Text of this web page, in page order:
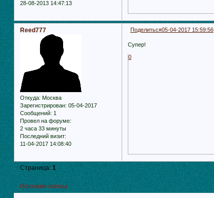
28-08-2013 14:47:13
Поделиться05-04-2017 15:59:56
Reed777
Откуда: Москва
Зарегистрирован: 05-04-2017
Сообщений: 1
Провел на форуме:
2 часа 33 минуты
Последний визит:
11-04-2017 14:08:40
Супер!
0
Страница:1
Похожие темы